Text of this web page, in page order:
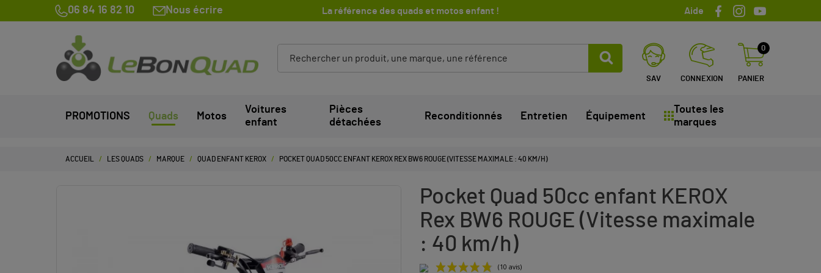
06 84 16 82 10 Nous écrire La référence des quads et motos enfant ! Aide
SAV CONNEXION PANIER
0
PROMOTIONS Quads Motos
Voitures
enfant
Pièces
détachées
Reconditionnés Entretien Équipement
Toutes les
marques
ACCUEIL LES QUADS MARQUE QUAD ENFANT KEROX POCKET QUAD 50CC ENFANT KEROX REX BW6 ROUGE (VITESSE MAXIMALE : 40 KM/H)
Pocket Quad 50cc enfant KEROX
Rex BW6 ROUGE (Vitesse maximale
: 40 km/h)